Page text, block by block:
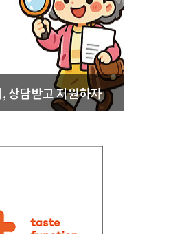
상담받고 지원하자